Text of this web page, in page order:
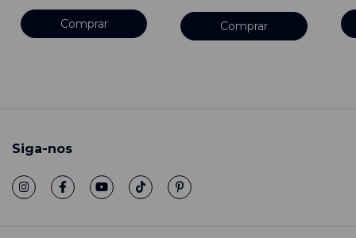
Comprar Comprar
Siga-nos